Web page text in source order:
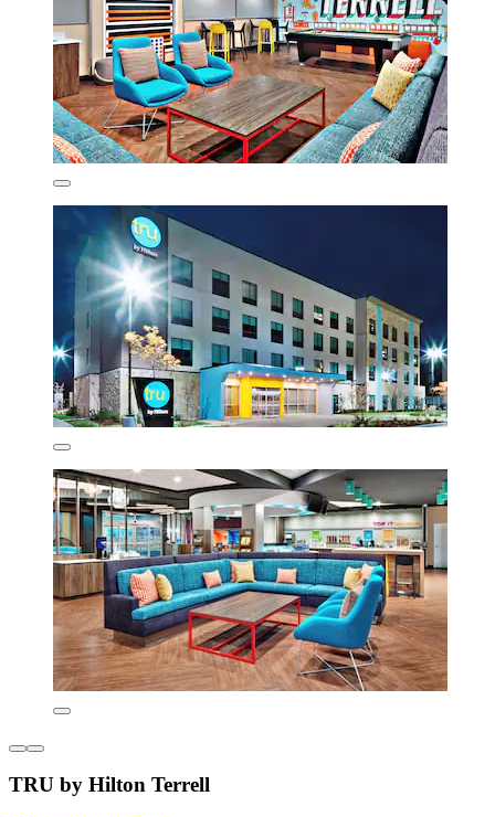
TRU by Hilton Terrell